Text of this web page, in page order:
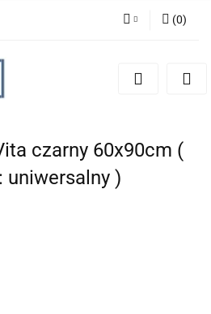
Zarejestruj się
(0)
czarny 60x90cm (
uniwersalny )